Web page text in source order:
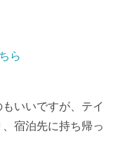
ら
いいですが、テイ
宿泊先に持ち帰っ